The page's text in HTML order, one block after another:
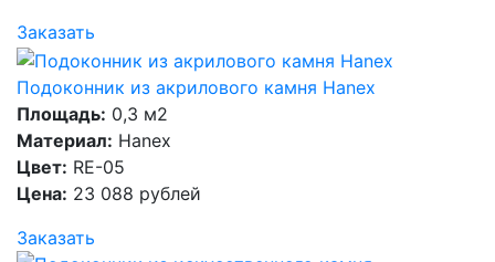
Заказать
Подоконник из акрилового камня Hanex
Площадь: 0,3 м2
Материал: Hanex
Цвет: RE-05
Цена: 23 088 рублей
Заказать